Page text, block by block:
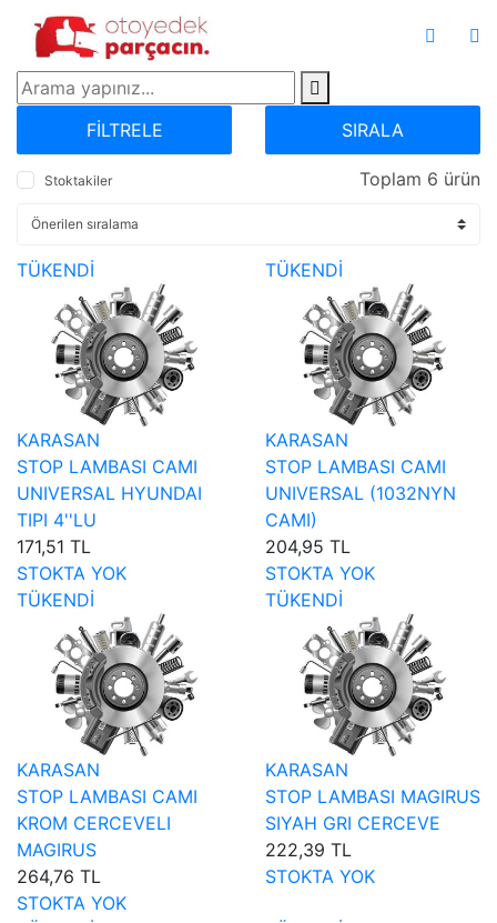
FİLTRELE SIRALA
Stoktakiler Toplam 6 ürün
TÜKENDİ
KARASAN
STOP LAMBASI CAMI
UNIVERSAL HYUNDAI
TIPI 4''LU
171,51 TL
STOKTA YOK
TÜKENDİ
KARASAN
STOP LAMBASI CAMI
UNIVERSAL (1032NYN
CAMI)
204,95 TL
STOKTA YOK
TÜKENDİ
KARASAN
STOP LAMBASI CAMI
KROM CERCEVELI
MAGIRUS
264,76 TL
STOKTA YOK
TÜKENDİ
KARASAN
STOP LAMBASI MAGIRUS
SIYAH GRI CERCEVE
222,39 TL
STOKTA YOK